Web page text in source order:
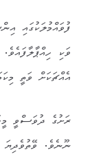
ފުވައްމުލަކުގައި
ވަކި
އެއްޗަކަށް ވަތީ
ރަށުގެ ދުވަސްވީ